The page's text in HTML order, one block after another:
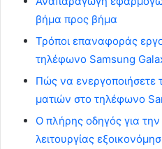
βήμα προς βήμα
Τρόποι επαναφοράς
τηλέφωνο Samsung
Πώς να ενεργοποιήσετε
ματιών στο τηλέφωνο
Ο πλήρης οδηγός για
λειτουργίας